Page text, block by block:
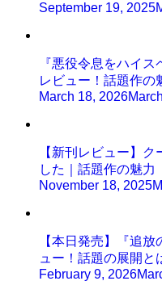
September 19, 2025
『悪役令息をハイ
レビュー！話題作の
March 18, 2026
【新刊レビュー】
した｜話題作の魅力
November 18, 2025
【本日発売】『追
ュー！話題の展開と
February 9, 2026